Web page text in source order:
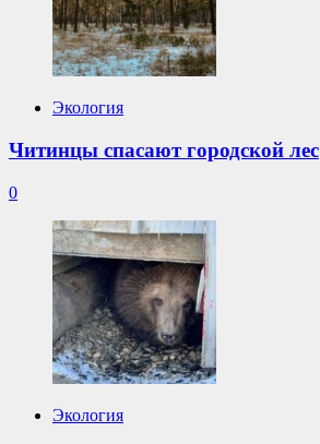
Экология
Читинцы спасают городской лес
0
Экология